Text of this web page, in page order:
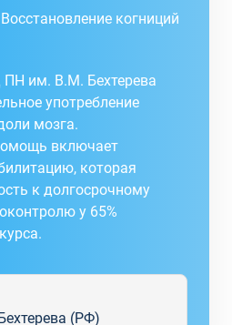
когниций
им. В.М. Бехтерева
употребление
мозга.
включает
которая
к долгосрочному
у 65%
(РФ)